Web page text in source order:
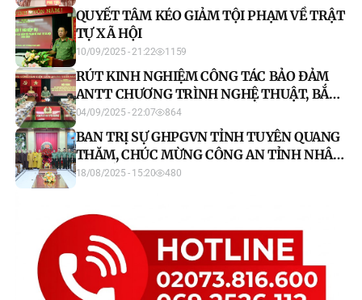
QUYẾT TÂM KÉO GIẢM TỘI PHẠM VỀ TRẬT
TỰ XÃ HỘI
10/09/2025 - 21:22 1159
RÚT KINH NGHIỆM CÔNG TÁC BẢO ĐẢM
ANTT CHƯƠNG TRÌNH NGHỆ THUẬT, BẮN
PHÁO HOA CHÀO MỪNG QUỐC KHÁNH
02/9 VÀ LỄ HỘI THÀNH TUYÊN NĂM 2025
04/09/2025 - 22:07 864
BAN TRỊ SỰ GHPGVN TỈNH TUYÊN QUANG
THĂM, CHÚC MỪNG CÔNG AN TỈNH NHÂN
DỊP KỶ NIỆM 80 NĂM NGÀY THÀNH LẬP
18/08/2025 - 15:20 480